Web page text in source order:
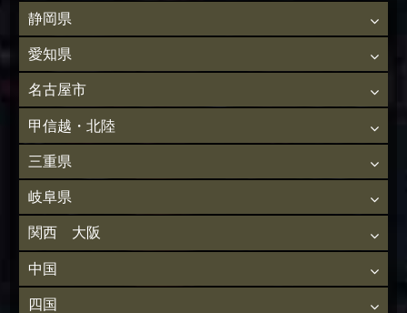
静岡県
愛知県
名古屋市
甲信越・北陸
三重県
岐阜県
関西 大阪
中国
四国